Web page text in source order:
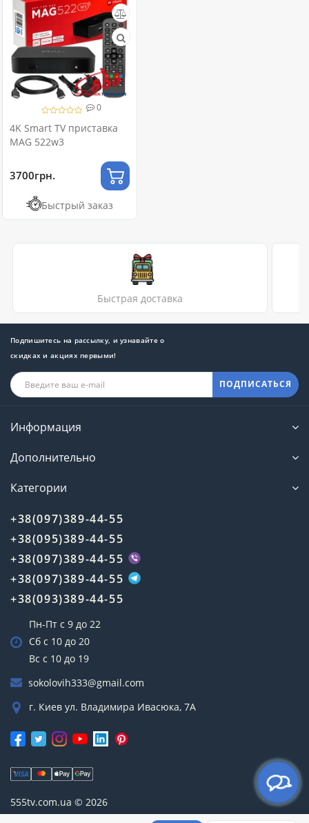
0
4K Smart TV приставка
MAG 522w3
3700грн.
Быстрый заказ
Быстрая доставка
Подпишитесь на рассылку, и узнавайте о
скидках и акциях первыми!
ПОДПИСАТЬСЯ
Информация
Дополнительно
Категории
+38(097)389-44-55
+38(095)389-44-55
+38(097)389-44-55
+38(097)389-44-55
+38(093)389-44-55
Пн-Пт с 9 до 22
Сб с 10 до 20
Вс с 10 до 19
sokolovih333@gmail.com
г. Киев ул. Владимира Ивасюка, 7А
555tv.com.ua © 2026